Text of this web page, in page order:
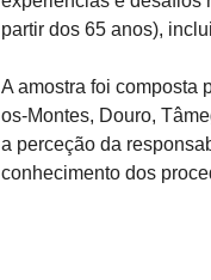
partir dos 65 anos),
A amostra foi composta
os-Montes, Douro,
a perceção da
conhecimento dos